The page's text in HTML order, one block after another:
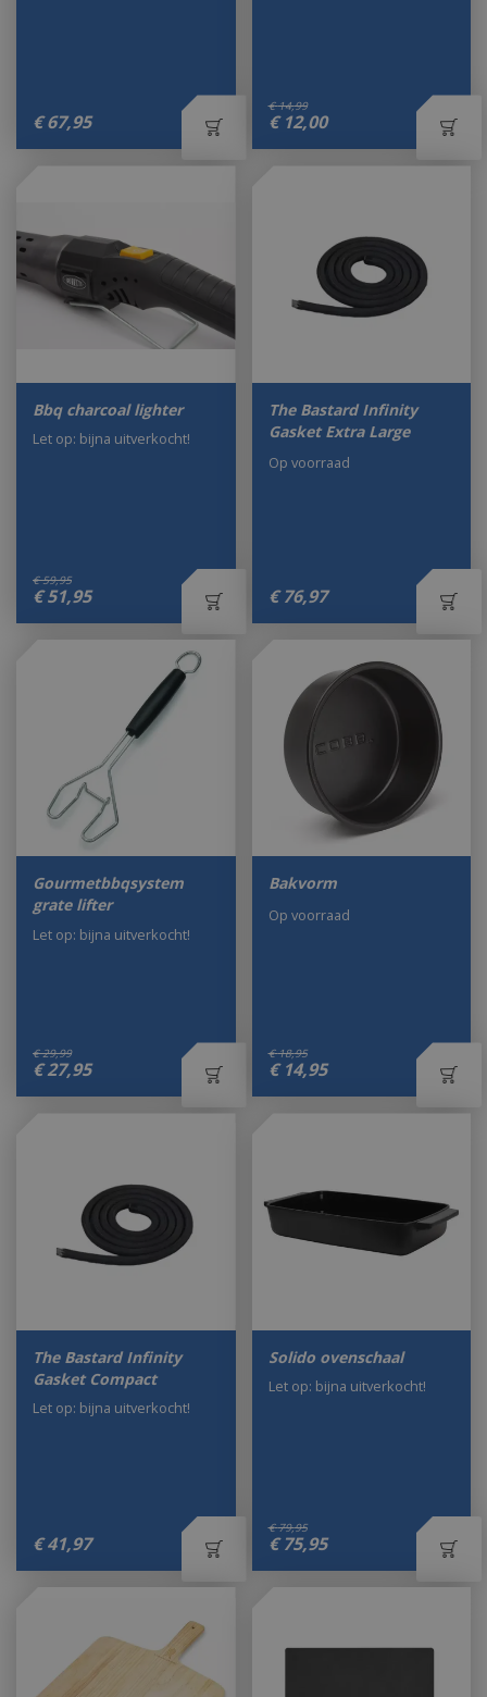
€ 67,95
€ 14,99
€ 12,00
Bbq charcoal lighter
€ 59,95
€ 51,95
Let op: bijna uitverkocht!
The Bastard Infinity
Gasket Extra Large
€ 76,97
Op voorraad
Gourmetbbqsystem
grate lifter
€ 29,99
€27,95
Let op: bijna uitverkocht!
Bakvorm
€ 18,95
€ 14,95
Op voorraad
The Bastard Infinity
Gasket Compact
€ 41,97
Let op: bijna uitverkocht!
Solido ovenschaal
€ 79,95
€ 75,95
Let op: bijna uitverkocht!